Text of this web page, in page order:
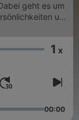
geht es um
und
aus allen
hier mehr
1 x
00:00